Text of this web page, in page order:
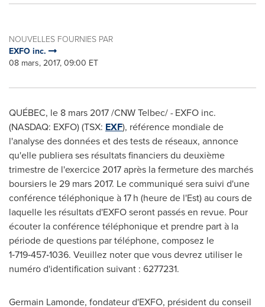
NOUVELLES FOURNIES PAR
EXFO inc.
08 mars, 2017, 09:00 ET
QUÉBEC, le 8 mars 2017 /CNW Telbec/ - EXFO inc.
(NASDAQ: EXFO) (TSX: EXF), référence mondiale de
l'analyse des données et des tests de réseaux, annonce
qu'elle publiera ses résultats financiers du deuxième
trimestre de l'exercice 2017 après la fermeture des marchés
boursiers le 29 mars 2017. Le communiqué sera suivi d'une
conférence téléphonique à 17 h (heure de l'Est) au cours de
laquelle les résultats d'EXFO seront passés en revue. Pour
écouter la conférence téléphonique et prendre part à la
période de questions par téléphone, composez le
1‑719‑457‑1036. Veuillez noter que vous devrez utiliser le
numéro d'identification suivant : 6277231.
Germain Lamonde, fondateur d'EXFO, président du conseil